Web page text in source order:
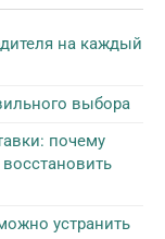
на каждый
выбора
почему
устранить